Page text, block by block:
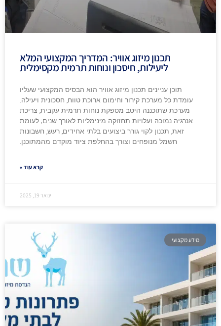
תכנון מיזוג אוויר: המדריך המקצועי המלא
ליעילות, חיסכון ונוחות תרמית מקסימלית
תוכן עניינים תכנון מיזוג אוויר הוא הבסיס המקצועי שעליו
עומדת כל מערכת קירור וחימום ארוכת טווח, חסכונית ויעילה.
מערכת שתוכננה היטב מספקת נוחות תרמית עקבית, צריכת
אנרגיה נמוכה ועלויות תחזוקה מינימליות לאורך שנים; לעומת
זאת, תכנון לקוי גורר ביצועים בלתי אחידים, רעש, חשבונות
חשמל מנופחים וצורך בהחלפת ציוד מוקדם מהמתוכנן.
קרא עוד »
ינואר 19, 2025
מידע מקצועי